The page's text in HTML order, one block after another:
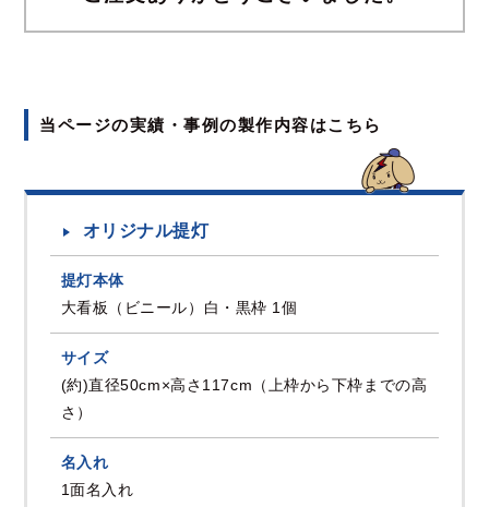
当ページの実績・事例の製作内容はこちら
オリジナル提灯
提灯本体
大看板（ビニール）白・黒枠 1個
サイズ
(約)直径50cm×高さ117cm（上枠から下枠までの高
さ）
名入れ
1面名入れ